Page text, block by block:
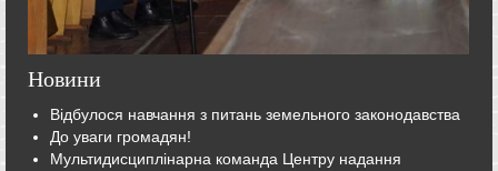
Новини
Відбулося навчання з питань земельного законодавства
До уваги громадян!
Мультидисциплінарна команда Центру надання